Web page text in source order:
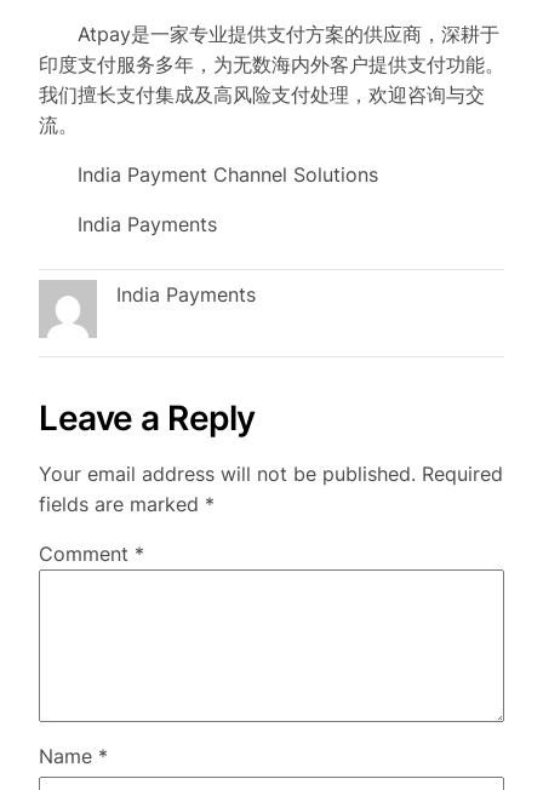
Atpay是一家专业提供支付方案的供应商，深耕于
印度支付服务多年，为无数海内外客户提供支付功能。
我们擅长支付集成及高风险支付处理，欢迎咨询与交
流。
India Payment Channel Solutions
India Payments
India Payments
Leave a Reply
Your email address will not be published. Required
fields are marked *
Comment *
Name *